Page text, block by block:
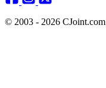
© 2003 - 2026 CJoint.com